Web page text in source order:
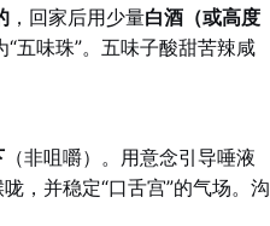
，回家后用少量白酒（或高度
五味珠”。五味子酸甜苦辣咸
（非咀嚼）。用意念引导唾液
，并稳定“口舌宫”的气场。沟